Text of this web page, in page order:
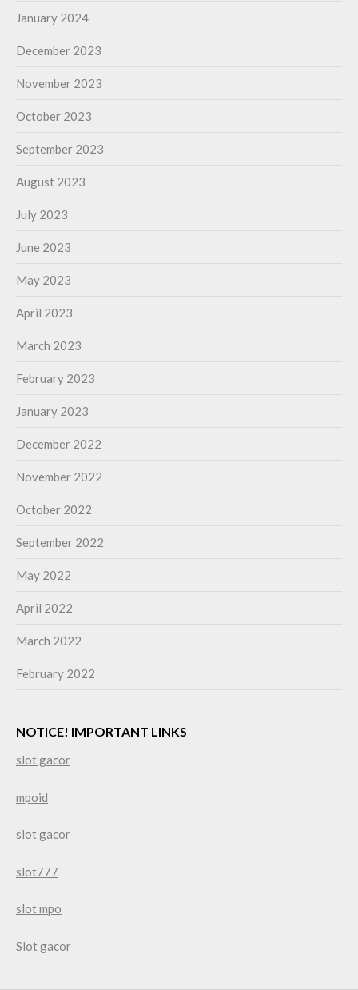
January 2024
December 2023
November 2023
October 2023
September 2023
August 2023
July 2023
June 2023
May 2023
April 2023
March 2023
February 2023
January 2023
December 2022
November 2022
October 2022
September 2022
May 2022
April 2022
March 2022
February 2022
NOTICE! IMPORTANT LINKS
slot gacor
mpoid
slot gacor
slot777
slot mpo
Slot gacor